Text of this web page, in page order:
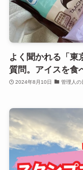
よく聞かれる「東
質問。アイスを食
2024年8月10日 管理人の